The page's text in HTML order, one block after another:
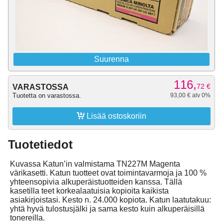
Suurenna
VARASTOSSA
Tuotetta on varastossa.
116,72 €
93,00 € alv 0%
 Lisää ostoskoriin
Tuotetiedot
Kuvassa Katun’in valmistama TN227M Magenta
värikasetti. Katun tuotteet ovat toimintavarmoja ja 100 %
yhteensopivia alkuperäistuotteiden kanssa. Tällä
kasetilla teet korkealaatuisia kopioita kaikista
asiakirjoistasi. Kesto n. 24.000 kopiota. Katun laatutakuu:
yhtä hyvä tulostusjälki ja sama kesto kuin alkuperäisillä
tonereilla.